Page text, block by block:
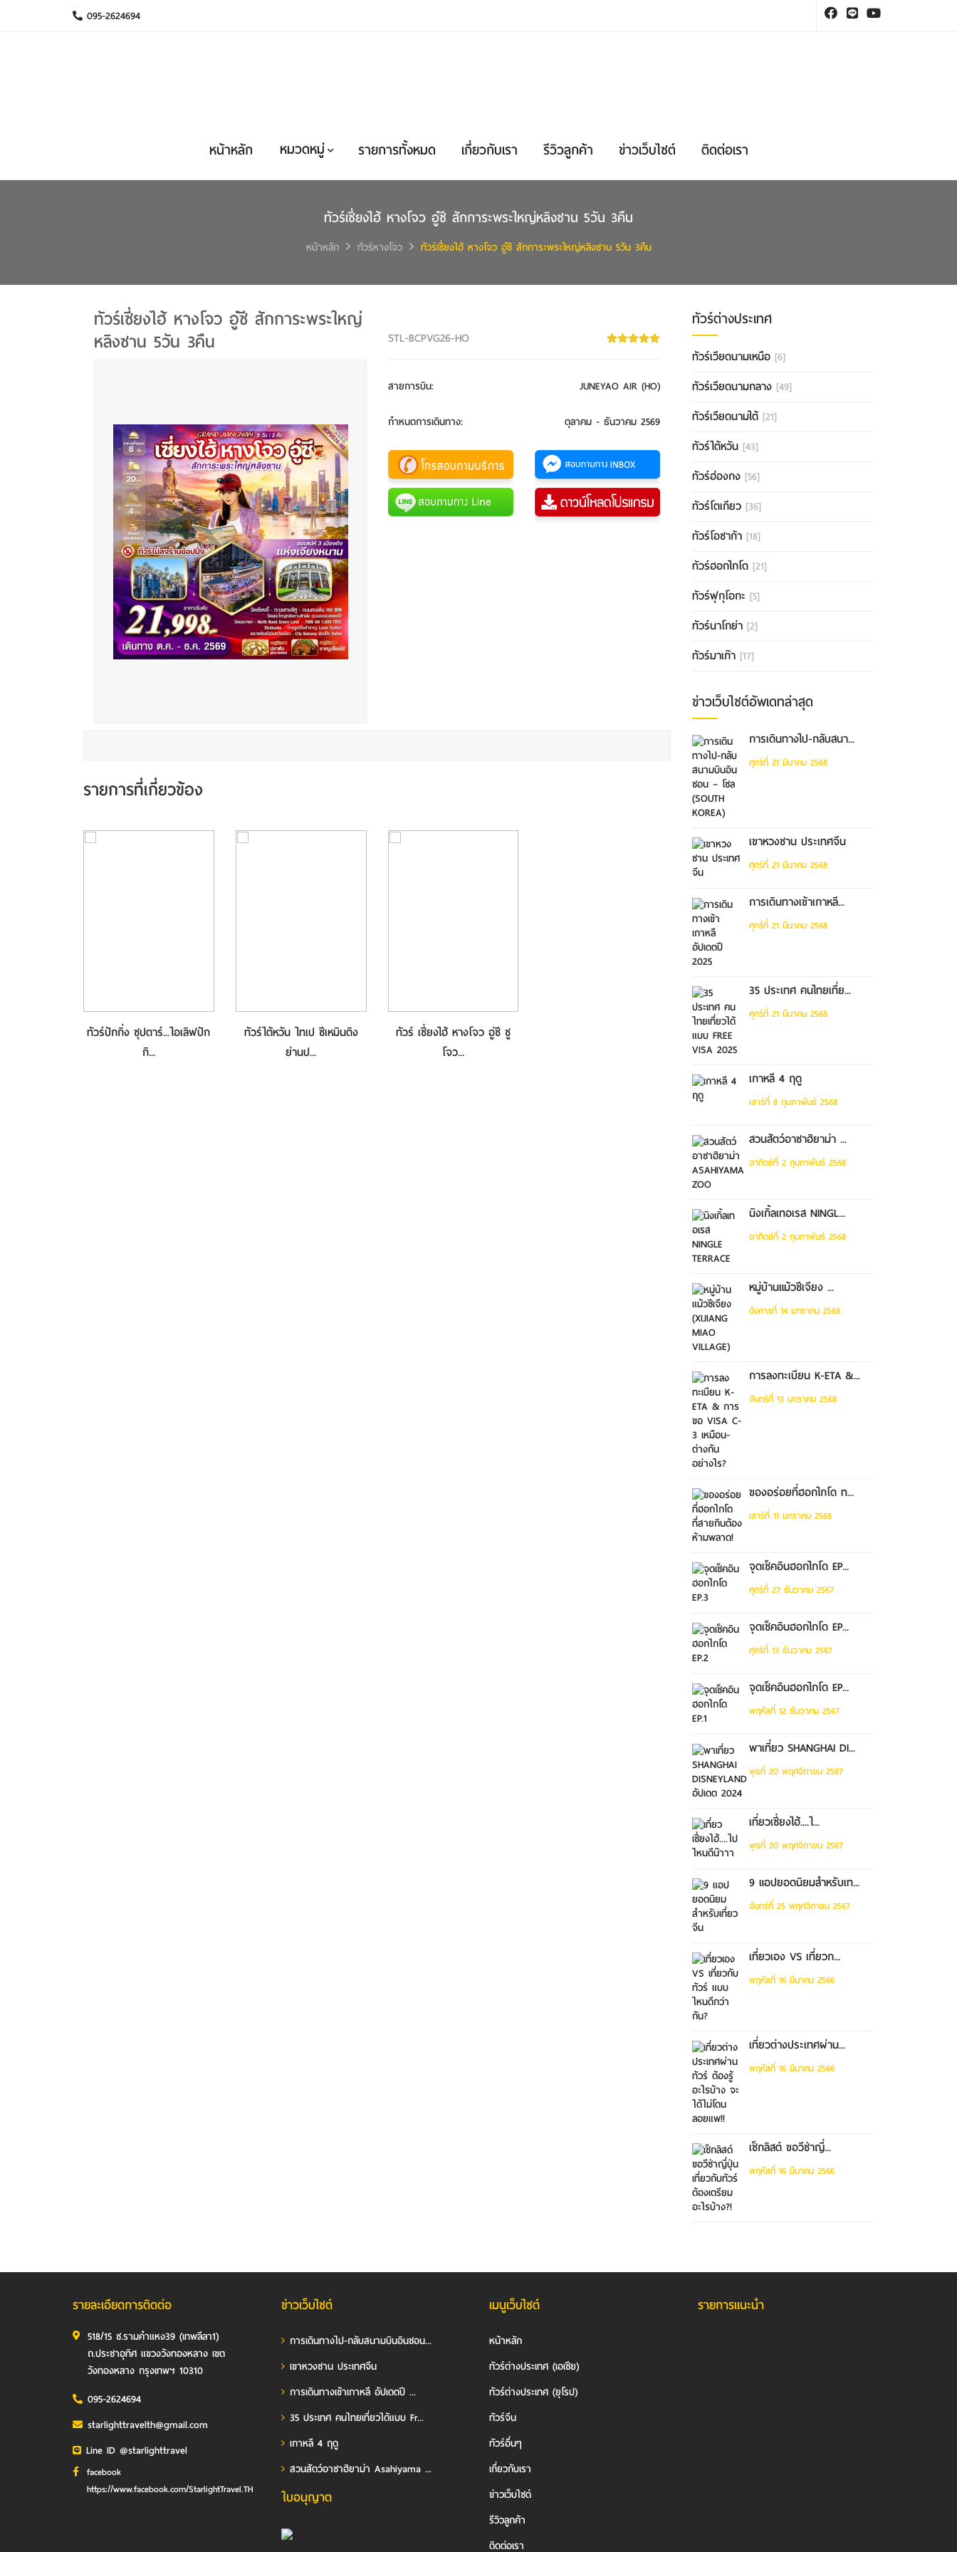
095-2624694
หน้าหลัก หมวดหมู่ รายการทั้งหมด เกี่ยวกับเรา รีวิวลูกค้า ข่าวเว็บไซต์ ติดต่อเรา
ทัวร์เซี่ยงไฮ้ หางโจว อู๋ซี สักการะพระใหญ่หลิงซาน 5วัน 3คืน
หน้าหลัก ทัวร์หางโจว ทัวร์เซี่ยงไฮ้ หางโจว อู๋ซี สักการะพระใหญ่หลิงซาน 5วัน 3คืน
ทัวร์เซี่ยงไฮ้ หางโจว อู๋ซี สักการะพระใหญ่
หลิงซาน 5วัน 3คืน
STL-BCPVG26-HO
สายการบิน: JUNEYAO AIR (HO)
กำหนดการเดินทาง: ตุลาคม - ธันวาคม 2569
รายการที่เกี่ยวข้อง
ทัวร์ปักกิ่ง ซุปตาร์...ไอเลิฟปัก
กิ...
ทัวร์ไต้หวัน ไทเป ซีเหมินติง
ย่านป...
ทัวร์ เซี่ยงไฮ้ หางโจว อู่ซี ซู
โจว...
ทัวร์ต่างประเทศ
ทัวร์เวียดนามเหนือ [6]
ทัวร์เวียดนามกลาง [49]
ทัวร์เวียดนามใต้ [21]
ทัวร์ไต้หวัน [43]
ทัวร์ฮ่องกง [56]
ทัวร์โตเกียว [36]
ทัวร์โอซาก้า [18]
ทัวร์ฮอกไกโด [21]
ทัวร์ฟุกุโอกะ [5]
ทัวร์นาโกย่า [2]
ทัวร์มาเก๊า [17]
ข่าวเว็บไซต์อัพเดทล่าสุด
การเดินทางไป-กลับสนา...
ศุกร์ที่ 21 มีนาคม 2568
เขาหวงซาน ประเทศจีน
ศุกร์ที่ 21 มีนาคม 2568
การเดินทางเข้าเกาหลี...
ศุกร์ที่ 21 มีนาคม 2568
35 ประเทศ คนไทยเที่ย...
ศุกร์ที่ 21 มีนาคม 2568
เกาหลี 4 ฤดู
เสาร์ที่ 8 กุมภาพันธ์ 2568
สวนสัตว์อาซาฮิยาม่า ...
อาทิตย์ที่ 2 กุมภาพันธ์ 2568
นิงเกิ้ลเทอเรส NINGL...
อาทิตย์ที่ 2 กุมภาพันธ์ 2568
หมู่บ้านแม้วซีเจียง ...
อังคารที่ 14 มกราคม 2568
การลงทะเบียน K-ETA &...
จันทร์ที่ 13 มกราคม 2568
ของอร่อยที่ฮอกไกโด ท...
เสาร์ที่ 11 มกราคม 2568
จุดเช็คอินฮอกไกโด EP...
ศุกร์ที่ 27 ธันวาคม 2567
จุดเช็คอินฮอกไกโด EP...
ศุกร์ที่ 13 ธันวาคม 2567
จุดเช็คอินฮอกไกโด EP...
พฤหัสที่ 12 ธันวาคม 2567
พาเที่ยว SHANGHAI DI...
พุธที่ 20 พฤศจิกายน 2567
เที่ยวเซี่ยงไฮ้....ไ...
พุธที่ 20 พฤศจิกายน 2567
9 แอปยอดนิยมสำหรับเท...
จันทร์ที่ 25 พฤศจิกายน 2567
เที่ยวเอง VS เที่ยวก...
พฤหัสที่ 16 มีนาคม 2566
เที่ยวต่างประเทศผ่าน...
พฤหัสที่ 16 มีนาคม 2566
เช็กลิสต์ ขอวีซ่าญี่...
พฤหัสที่ 16 มีนาคม 2566
รายละเอียดการติดต่อ
518/15 ซ.รามคำแหง39 (เทพลีลา1)
ถ.ประชาอุทิศ แขวงวังทองหลาง เขต
วังทองหลาง กรุงเทพฯ 10310
095-2624694
starlighttravelth@gmail.com
Line ID @starlighttravel
facebook
https://www.facebook.com/StarlightTravel.TH
ข่าวเว็บไซต์
การเดินทางไป-กลับสนามบินอินชอน...
เขาหวงซาน ประเทศจีน
การเดินทางเข้าเกาหลี อัปเดตปี ...
35 ประเทศ คนไทยเที่ยวได้แบบ Fr...
เกาหลี 4 ฤดู
สวนสัตว์อาซาฮิยาม่า Asahiyama ...
ใบอนุญาต
เมนูเว็บไซต์
หน้าหลัก
ทัวร์ต่างประเทศ (เอเชีย)
ทัวร์ต่างประเทศ (ยุโรป)
ทัวร์จีน
ทัวร์อื่นๆ
เกี่ยวกับเรา
ข่าวเว็บไซต์
รีวิวลูกค้า
ติดต่อเรา
รายการแนะนำ